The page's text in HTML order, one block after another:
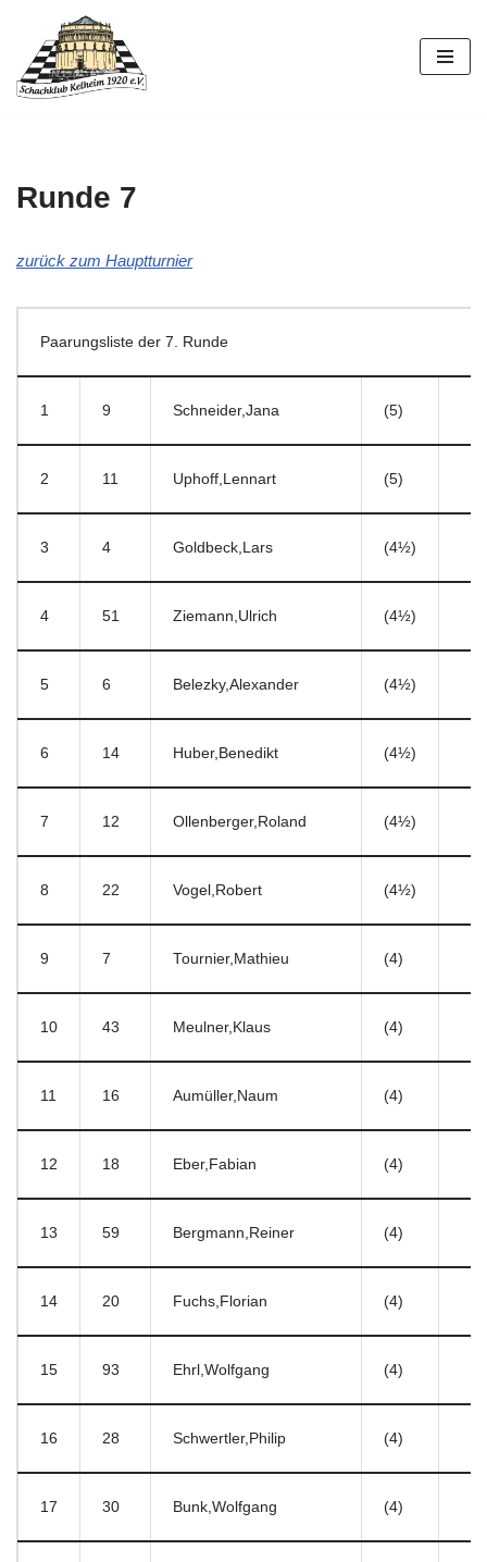
Zum
Inhalt
Runde 7
zurück zum Hauptturnier
Paarungsliste der 7. Runde
1 9 Schneider,Jana (5)
2 11 Uphoff,Lennart (5)
3 4 Goldbeck,Lars (4½)
4 51 Ziemann,Ulrich (4½)
5 6 Belezky,Alexander (4½)
6 14 Huber,Benedikt (4½)
7 12 Ollenberger,Roland (4½)
8 22 Vogel,Robert (4½)
9 7 Tournier,Mathieu (4)
10 43 Meulner,Klaus (4)
11 16 Aumüller,Naum (4)
12 18 Eber,Fabian (4)
13 59 Bergmann,Reiner (4)
14 20 Fuchs,Florian (4)
15 93 Ehrl,Wolfgang (4)
16 28 Schwertler,Philip (4)
17 30 Bunk,Wolfgang (4)